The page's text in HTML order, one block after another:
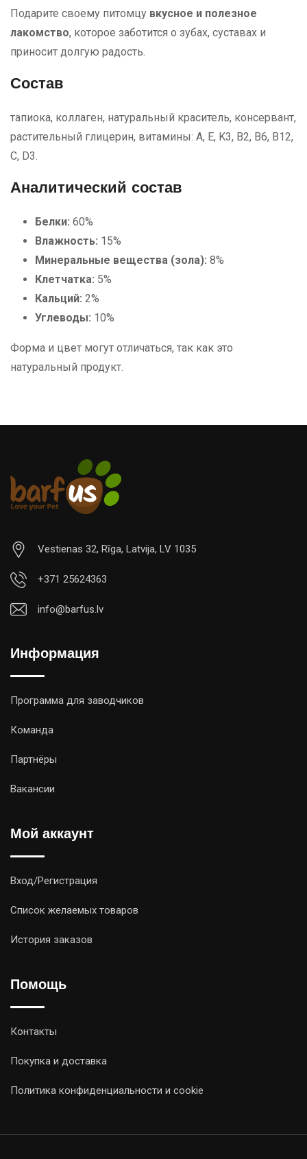
Подарите своему питомцу вкусное и полезное
лакомство, которое заботится о зубах, суставах и
приносит долгую радость.
Состав
тапиока, коллаген, натуральный краситель, консервант,
растительный глицерин, витамины: A, E, K3, B2, B6, B12,
C, D3.
Аналитический состав
Белки: 60%
Влажность: 15%
Минеральные вещества (зола): 8%
Клетчатка: 5%
Кальций: 2%
Углеводы: 10%
Форма и цвет могут отличаться, так как это
натуральный продукт.
Vestienas 32, Rīga, Latvija, LV 1035
+371 25624363
info@barfus.lv
Информация
Программа для заводчиков
Команда
Партнёры
Вакансии
Мой аккаунт
Вход/Регистрация
Список желаемых товаров
История заказов
Помощь
Контакты
Покупка и доставка
Политика конфиденциальности и cookie